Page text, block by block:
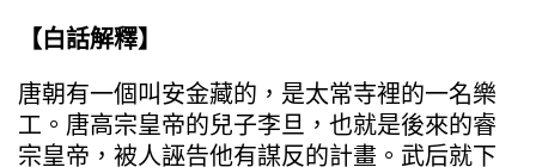
【白話解釋】
唐朝有一個叫安金藏的，是太常寺裡的一名樂
工。唐高宗皇帝的兒子李旦，也就是後來的睿
宗皇帝，被人誣告他有謀反的計畫。武后就下